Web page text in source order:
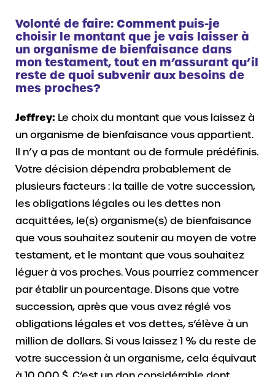
Volonté de faire: Comment puis-je
choisir le montant que je vais laisser à
un organisme de bienfaisance dans
mon testament, tout en m’assurant qu’il
reste de quoi subvenir aux besoins de
mes proches?
Jeffrey: Le choix du montant que vous laissez à
un organisme de bienfaisance vous appartient.
Il n’y a pas de montant ou de formule prédéfinis.
Votre décision dépendra probablement de
plusieurs facteurs : la taille de votre succession,
les obligations légales ou les dettes non
acquittées, le(s) organisme(s) de bienfaisance
que vous souhaitez soutenir au moyen de votre
testament, et le montant que vous souhaitez
léguer à vos proches. Vous pourriez commencer
par établir un pourcentage. Disons que votre
succession, après que vous avez réglé vos
obligations légales et vos dettes, s’élève à un
million de dollars. Si vous laissez 1 % du reste de
votre succession à un organisme, cela équivaut